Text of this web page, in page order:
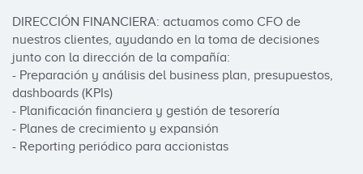
DIRECCIÓN FINANCIERA: actuamos como CFO de
nuestros clientes, ayudando en la toma de decisiones
junto con la dirección de la compañía:
- Preparación y análisis del business plan, presupuestos,
dashboards (KPIs)
- Planificación financiera y gestión de tesorería
- Planes de crecimiento y expansión
- Reporting periódico para accionistas